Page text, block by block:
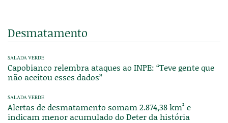
Desmatamento
SALADA VERDE
Capobianco relembra ataques ao INPE: “Teve gente que
não aceitou esses dados”
SALADA VERDE
Alertas de desmatamento somam 2.874,38 km² e
indicam menor acumulado do Deter da história